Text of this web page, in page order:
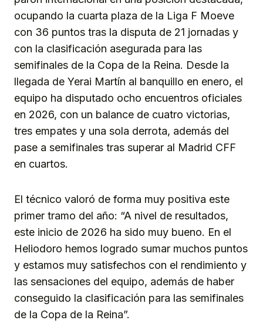
ocupando la cuarta plaza de la Liga F Moeve
con 36 puntos tras la disputa de 21 jornadas y
con la clasificación asegurada para las
semifinales de la Copa de la Reina. Desde la
llegada de Yerai Martín al banquillo en enero, el
equipo ha disputado ocho encuentros oficiales
en 2026, con un balance de cuatro victorias,
tres empates y una sola derrota, además del
pase a semifinales tras superar al Madrid CFF
en cuartos.
El técnico valoró de forma muy positiva este
primer tramo del año: “A nivel de resultados,
este inicio de 2026 ha sido muy bueno. En el
Heliodoro hemos logrado sumar muchos puntos
y estamos muy satisfechos con el rendimiento y
las sensaciones del equipo, además de haber
conseguido la clasificación para las semifinales
de la Copa de la Reina”.